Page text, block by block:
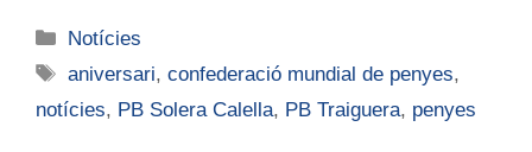
Notícies
aniversari,confederació mundial de penyes,
notícies, PB Solera Calella, PB Traiguera, penyes